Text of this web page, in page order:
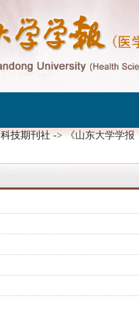
科技期刊社 -> 《山东大学学报